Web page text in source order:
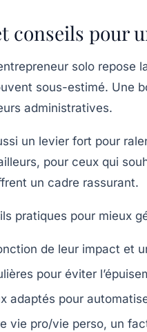
conseils pour
solo repose
sous-estimé. Une
administratives.
un levier fort pour
pour ceux qui
un cadre rassurant.
pratiques pour mieux
de leur impact et
pour éviter
adaptés pour
vie pro/vie perso, un